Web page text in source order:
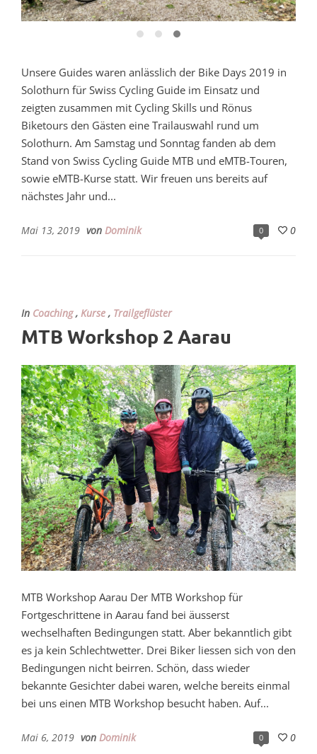
Unsere Guides waren anlässlich der Bike Days 2019 in
Solothurn für Swiss Cycling Guide im Einsatz und
zeigten zusammen mit Cycling Skills und Rönus
Biketours den Gästen eine Trailauswahl rund um
Solothurn. Am Samstag und Sonntag fanden ab dem
Stand von Swiss Cycling Guide MTB und eMTB-Touren,
sowie eMTB-Kurse statt. Wir freuen uns bereits auf
nächstes Jahr und...
0 0
Mai 13, 2019 von Dominik
In Coaching, Kurse , Trailgeflüster
MTB Workshop 2 Aarau
MTB Workshop Aarau Der MTB Workshop für
Fortgeschrittene in Aarau fand bei äusserst
wechselhaften Bedingungen statt. Aber bekanntlich gibt
es ja kein Schlechtwetter. Drei Biker liessen sich von den
Bedingungen nicht beirren. Schön, dass wieder
bekannte Gesichter dabei waren, welche bereits einmal
bei uns einen MTB Workshop besucht haben. Auf...
0 0
Mai 6, 2019 von Dominik